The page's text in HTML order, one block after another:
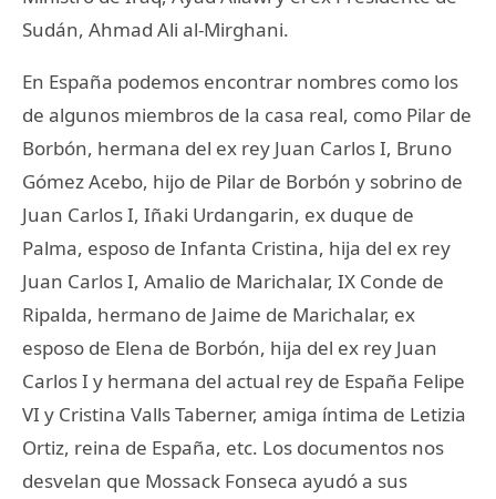
Sudán, Ahmad Ali al-Mirghani.
En España podemos encontrar nombres como los
de algunos miembros de la casa real, como Pilar de
Borbón, hermana del ex rey Juan Carlos I, Bruno
Gómez Acebo, hijo de Pilar de Borbón y sobrino de
Juan Carlos I, Iñaki Urdangarin, ex duque de
Palma, esposo de Infanta Cristina, hija del ex rey
Juan Carlos I, Amalio de Marichalar, IX Conde de
Ripalda, hermano de Jaime de Marichalar, ex
esposo de Elena de Borbón, hija del ex rey Juan
Carlos I y hermana del actual rey de España Felipe
VI y Cristina Valls Taberner, amiga íntima de Letizia
Ortiz, reina de España, etc. Los documentos nos
desvelan que Mossack Fonseca ayudó a sus